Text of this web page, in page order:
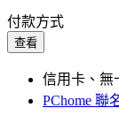
付款方式
查看
信用卡、無
PChome 聯